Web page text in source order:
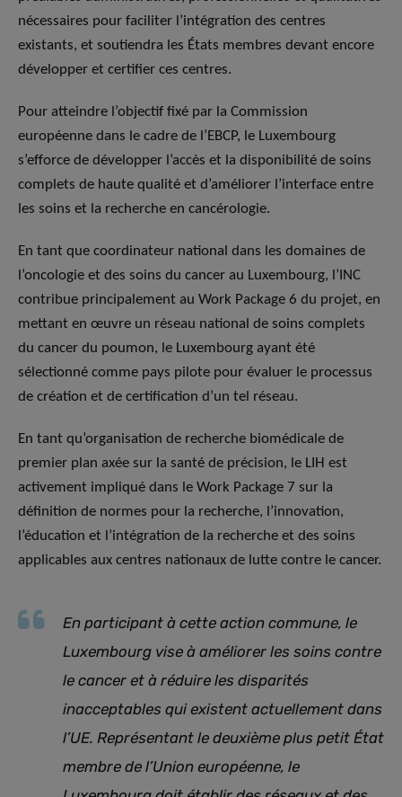
nécessaires pour faciliter l’intégration des centres
existants, et soutiendra les États membres devant encore
développer et certifier ces centres.
Pour atteindre l’objectif fixé par la Commission
européenne dans le cadre de l’EBCP, le Luxembourg
s’efforce de développer l’accès et la disponibilité de soins
complets de haute qualité et d’améliorer l’interface entre
les soins et la recherche en cancérologie.
En tant que coordinateur national dans les domaines de
l’oncologie et des soins du cancer au Luxembourg, l’INC
contribue principalement au Work Package 6 du projet, en
mettant en œuvre un réseau national de soins complets
du cancer du poumon, le Luxembourg ayant été
sélectionné comme pays pilote pour évaluer le processus
de création et de certification d’un tel réseau.
En tant qu’organisation de recherche biomédicale de
premier plan axée sur la santé de précision, le LIH est
activement impliqué dans le Work Package 7 sur la
définition de normes pour la recherche, l’innovation,
l’éducation et l’intégration de la recherche et des soins
applicables aux centres nationaux de lutte contre le cancer.
En participant à cette action commune, le
Luxembourg vise à améliorer les soins contre
le cancer et à réduire les disparités
inacceptables qui existent actuellement dans
l’UE. Représentant le deuxième plus petit État
membre de l’Union européenne, le